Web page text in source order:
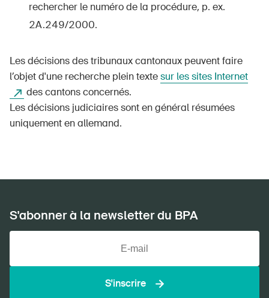
Aspects juridiques
Délégués à la sécurité et communes
rechercher le numéro de la procédure, p. ex.
2A.249/2000.
Les décisions des tribunaux cantonaux peuvent faire
l’objet d'une recherche plein textesur les sites Internet
des cantons concernés.
Les décisions judiciaires sont en général résumées
uniquement en allemand.
S'abonner à la newsletter du BPA
S'inscrire